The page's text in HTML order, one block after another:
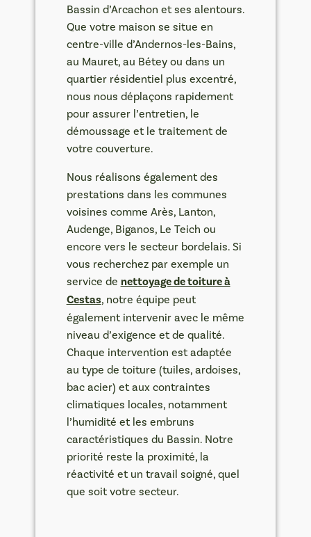
Bassin d’Arcachon et ses alentours.
Que votre maison se situe en
centre-ville d’Andernos-les-Bains,
au Mauret, au Bétey ou dans un
quartier résidentiel plus excentré,
nous nous déplaçons rapidement
pour assurer l’entretien, le
démoussage et le traitement de
votre couverture.
Nous réalisons également des
prestations dans les communes
voisines comme Arès, Lanton,
Audenge, Biganos, Le Teich ou
encore vers le secteur bordelais. Si
vous recherchez par exemple un
service de nettoyage de toiture à
Cestas, notre équipe peut
également intervenir avec le même
niveau d’exigence et de qualité.
Chaque intervention est adaptée
au type de toiture (tuiles, ardoises,
bac acier) et aux contraintes
climatiques locales, notamment
l’humidité et les embruns
caractéristiques du Bassin. Notre
priorité reste la proximité, la
réactivité et un travail soigné, quel
que soit votre secteur.